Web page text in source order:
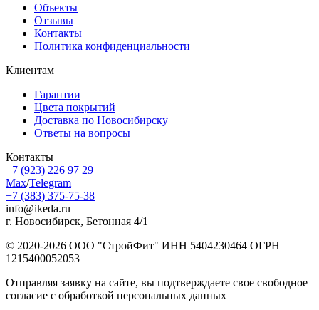
Объекты
Отзывы
Контакты
Политика конфиденциальности
Клиентам
Гарантии
Цвета покрытий
Доставка по Новосибирску
Ответы на вопросы
Контакты
+7 (923) 226 97 29
Max/Telegram
+7 (383) 375-75-38
info@ikeda.ru
г. Новосибирск, Бетонная 4/1
© 2020-2026 ООО "СтройФит" ИНН 5404230464 ОГРН
1215400052053
Отправляя заявку на сайте, вы подтверждаете свое свободное
согласие с обработкой персональных данных